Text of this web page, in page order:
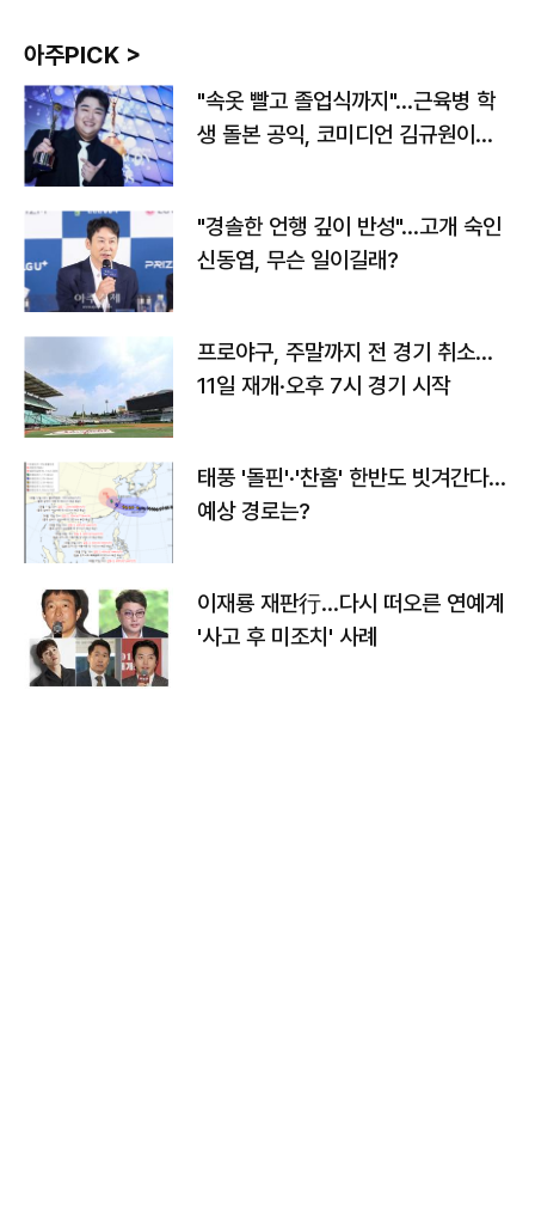
아주PICK >
"속옷 빨고 졸업식까지"…근육병 학
생 돌본 공익, 코미디언 김규원이었
"경솔한 언행 깊이 반성"…고개 숙인
신동엽, 무슨 일이길래?
프로야구, 주말까지 전 경기 취소…
11일 재개·오후 7시 경기 시작
태풍 '돌핀'·'찬홈' 한반도 빗겨간다…
예상 경로는?
이재룡 재판行…다시 떠오른 연예계
'사고 후 미조치' 사례